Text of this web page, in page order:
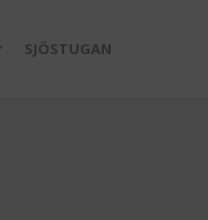
SJÖSTUGAN